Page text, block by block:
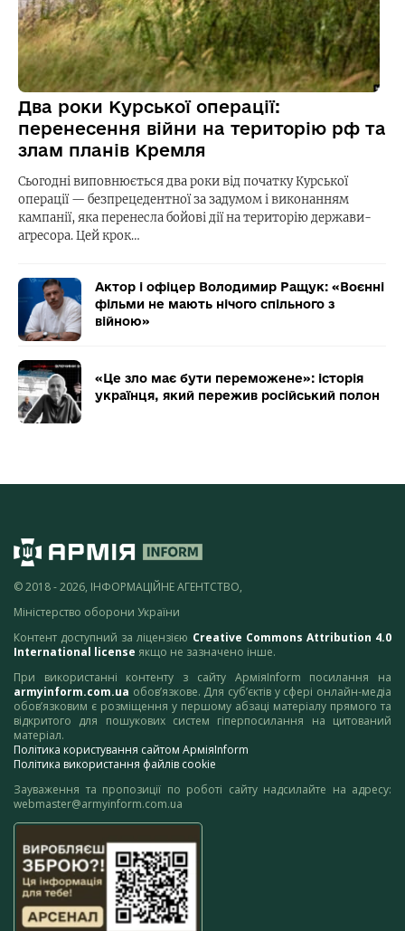
Два роки Курської операції:
перенесення війни на територію рф та
злам планів Кремля
Сьогодні виповнюється два роки від початку Курської
операції — безпрецедентної за задумом і виконанням
кампанії, яка перенесла бойові дії на територію держави-
агресора. Цей крок…
Актор і офіцер Володимир Ращук: «Воєнні
фільми не мають нічого спільного з
війною»
«Це зло має бути переможене»: історія
українця, який пережив російський полон
© 2018 - 2026, ІНФОРМАЦІЙНЕ АГЕНТСТВО,
Міністерство оборони України
Контент доступний за ліцензією Creative Commons Attribution 4.0
International license якщо не зазначено інше.
При використанні контенту з сайту АрміяInform посилання на
armyinform.com.ua обов’язкове. Для суб’єктів у сфері онлайн-медіа
обов’язковим є розміщення у першому абзаці матеріалу прямого та
відкритого для пошукових систем гіперпосилання на цитований
матеріал.
Політика користування сайтом АрміяInform
Політика використання файлів cookie
Зауваження та пропозиції по роботі сайту надсилайте на адресу:
webmaster@armyinform.com.ua